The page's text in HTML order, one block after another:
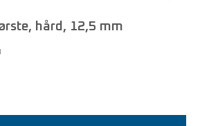
hård, 12,5 mm